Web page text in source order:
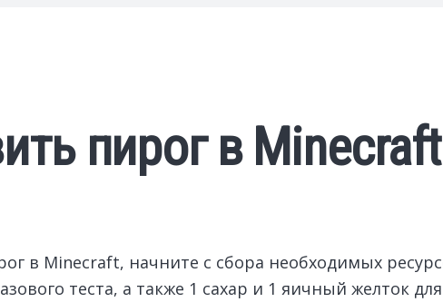
пирог в
в Minecraft, начните с сбора необходимых
теста, а также 1 сахар и 1 яичный желток